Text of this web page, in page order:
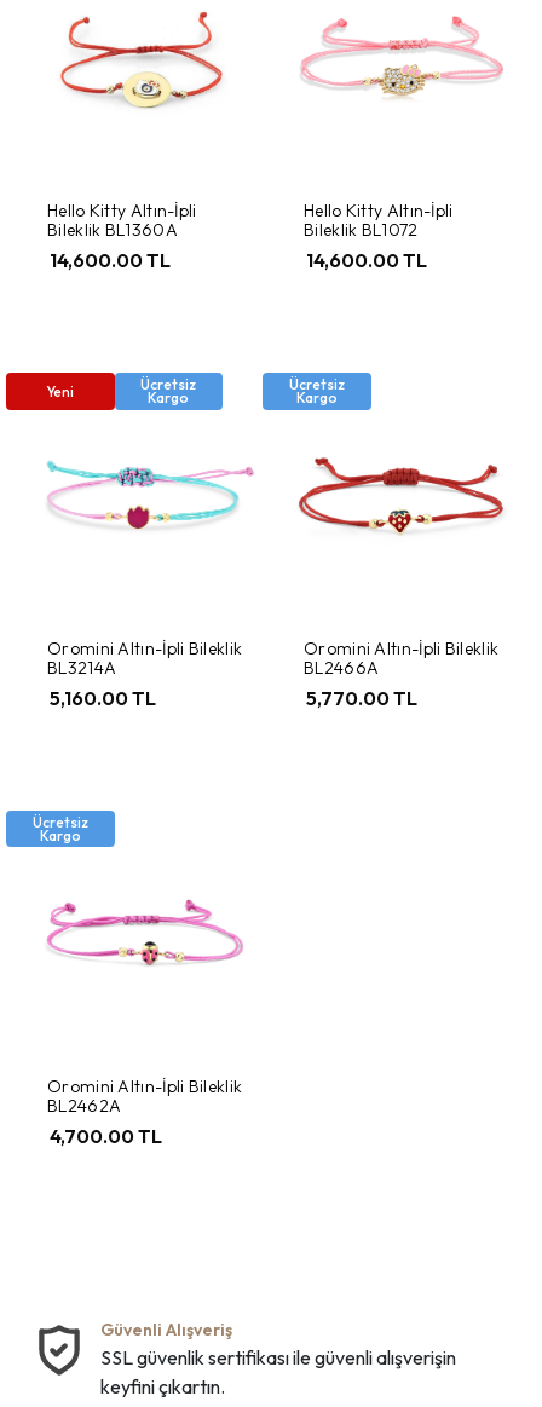
Hello Kitty Altın-İpli
Bileklik BL1360A
14,600.00 TL
Hello Kitty Altın-İpli
Bileklik BL1072
14,600.00 TL
Yeni Ücretsiz
Kargo
Oromini Altın-İpli Bileklik
BL3214A
5,160.00 TL
Ücretsiz
Kargo
Oromini Altın-İpli Bileklik
BL2466A
5,770.00 TL
Ücretsiz
Kargo
Oromini Altın-İpli Bileklik
BL2462A
4,700.00 TL
Güvenli Alışveriş
SSL güvenlik sertifikası ile güvenli alışverişin
keyfini çıkartın.